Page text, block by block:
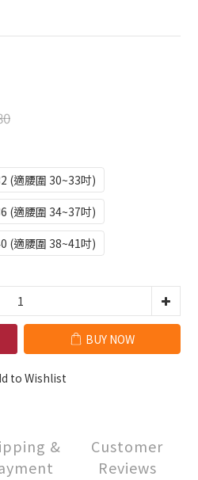
(適腰圍 30~33吋)
(適腰圍 34~37吋)
(適腰圍 38~41吋)
BUY NOW
to Wishlist
&
Customer
Reviews